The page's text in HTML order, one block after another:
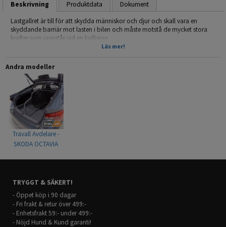
Beskrivning Produktdata
Dokument
Lastgallret är till för att skydda människor och djur och skall vara en
skyddande barriär mot lasten i bilen och måste motstå de mycket stora
krafter som uppstår vid en kollision.
lastutrymmet på bilen, detta är även det lägsta lagkravet för transport av
hund då hunden räknas som all annan last man har i bilen.
Travall är en Brittisk tillverkare av högkvalitativa lastgaller och avdelare
med över 30 års erfarenhet.
Läs gärna monteringsanvisningen (under fliken dokument) där fler bilder
och beskrivning av monteringen finns.
-Modellanpassade
-Ingen åverkan på bilen krävs
-Mörkgrå
-Krocktestad enligt: United Nations regulation ECE R17
Passar till: SKODA OCTAVIA HATCHBACK 2021-
Läs mer!
Andra modeller
Travall Avdelare -
SKODA OCTAVIA
TRYGGT & SÄKERT!
- Öppet köp i 90 dagar
- Fri frakt & retur över 499:-
- Enhetsfrakt 59:- under 499:-
- Nöjd Hund & Kund garanti!